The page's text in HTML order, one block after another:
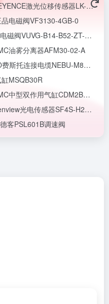
激光位移传感器LK-G152
电磁阀VF3130-4GB-0
VUVG-B14-B52-ZT-F-1T1L-EX2C
油雾分离器AFM30-02-A
托连接电缆NEBU-M8G3-K-5-LE3
MSQB30R
型双作用气缸CDM2B20-50Z
光电传感器SF4S-H2NA-H
客PSL601B调速阀